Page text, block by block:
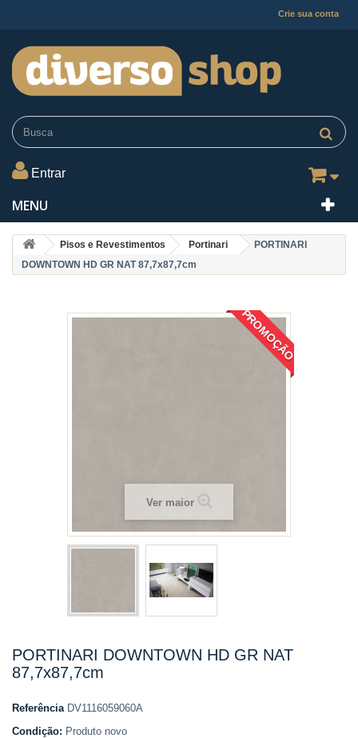
Crie sua conta
Entrar
MENU
Pisos e Revestimentos Portinari
PORTINARI
DOWNTOWN HD GR NAT 87,7x87,7cm
PROMOÇÃO
Ver maior
PORTINARI DOWNTOWN HD GR NAT
87,7x87,7cm
Referência DV1116059060A
Condição: Produto novo